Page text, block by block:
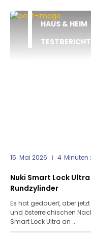
HAUS & HEIM
15. Mai 2026 4 Minuten
Nuki Smart Lock
Rundzylinder
Es hat gedauert, aber
und österreichischen
Smart Lock Ultra an ...